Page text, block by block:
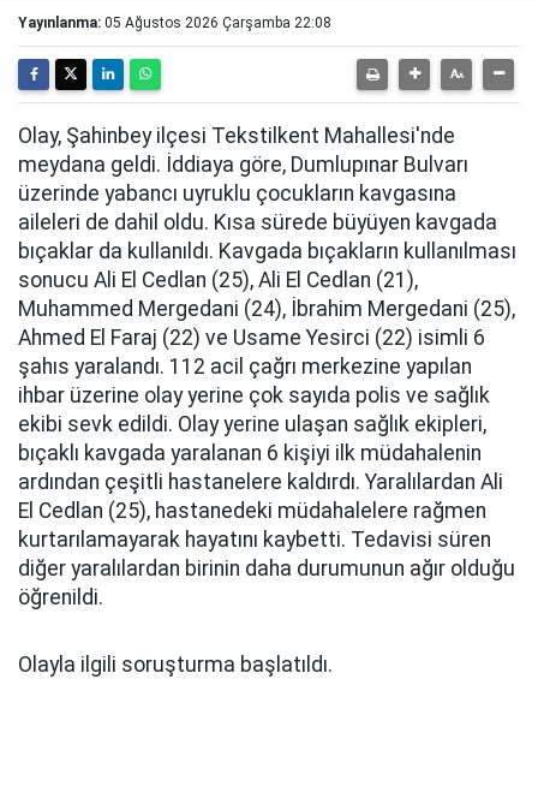
Yayınlanma: 05 Ağustos 2026 Çarşamba 22:08
Olay, Şahinbey ilçesi Tekstilkent Mahallesi'nde
meydana geldi. İddiaya göre, Dumlupınar Bulvarı
üzerinde yabancı uyruklu çocukların kavgasına
aileleri de dahil oldu. Kısa sürede büyüyen kavgada
bıçaklar da kullanıldı. Kavgada bıçakların kullanılması
sonucu Ali El Cedlan (25), Ali El Cedlan (21),
Muhammed Mergedani (24), İbrahim Mergedani (25),
Ahmed El Faraj (22) ve Usame Yesirci (22) isimli 6
şahıs yaralandı. 112 acil çağrı merkezine yapılan
ihbar üzerine olay yerine çok sayıda polis ve sağlık
ekibi sevk edildi. Olay yerine ulaşan sağlık ekipleri,
bıçaklı kavgada yaralanan 6 kişiyi ilk müdahalenin
ardından çeşitli hastanelere kaldırdı. Yaralılardan Ali
El Cedlan (25), hastanedeki müdahalelere rağmen
kurtarılamayarak hayatını kaybetti. Tedavisi süren
diğer yaralılardan birinin daha durumunun ağır olduğu
öğrenildi.
Olayla ilgili soruşturma başlatıldı.